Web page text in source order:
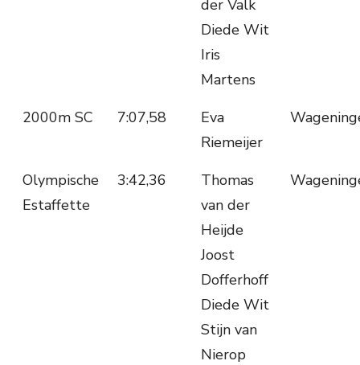
der Valk
Diede Wit
Iris
Martens
2000m SC 7:07,58
Eva
Riemeijer
Olympische
Estaffette
3:42,36
Thomas
van der
Heijde
Joost
Dofferhoff
Diede Wit
Stijn van
Nierop